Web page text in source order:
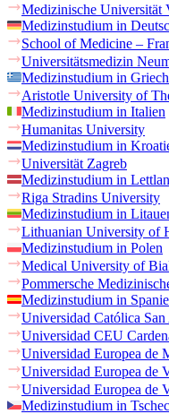
Medizinische Universität
Medizinstudium in
School of Medicine –
Universitätsmedizin
Medizinstudium in
Aristotle University of
Medizinstudium in Italien
Humanitas University
Medizinstudium in
Universität Zagreb
Medizinstudium in
Riga Stradins University
Medizinstudium in
Lithuanian University of
Medizinstudium in Polen
Medical University of
Pommersche
Medizinstudium in
Universidad Católica
Universidad CEU
Universidad Europea de
Universidad Europea de
Universidad Europea de
Medizinstudium in